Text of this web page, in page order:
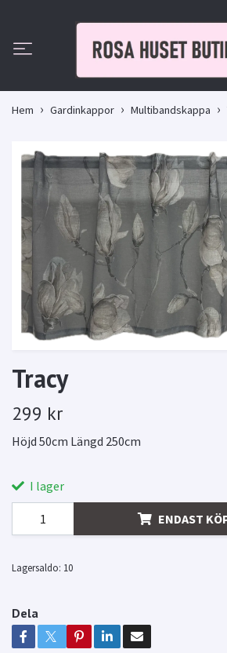
Hem Gardinkappor Multibandskappa
Tracy
299 kr
Höjd 50cm Längd 250cm
I lager
ENDAST
Lagersaldo: 10
Dela